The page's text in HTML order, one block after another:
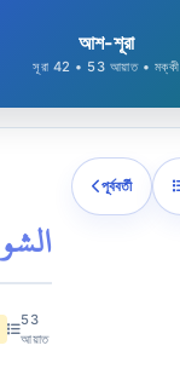
আশ-শূরা
সূরা 42 • 53 আয়াত • মক্কী
53
আয়াত
পূর্ববর্তী